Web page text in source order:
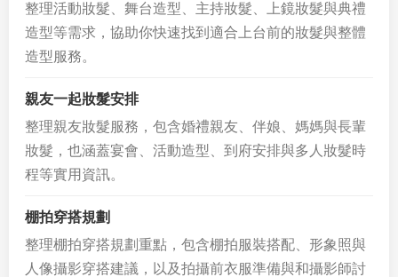
整理活動妝髮、舞台造型、主持妝髮、上鏡妝髮與典禮
造型等需求，協助你快速找到適合上台前的妝髮與整體
造型服務。
親友一起妝髮安排
整理親友妝髮服務，包含婚禮親友、伴娘、媽媽與長輩
妝髮，也涵蓋宴會、活動造型、到府安排與多人妝髮時
程等實用資訊。
棚拍穿搭規劃
整理棚拍穿搭規劃重點，包含棚拍服裝搭配、形象照與
人像攝影穿搭建議，以及拍攝前衣服準備與和攝影師討